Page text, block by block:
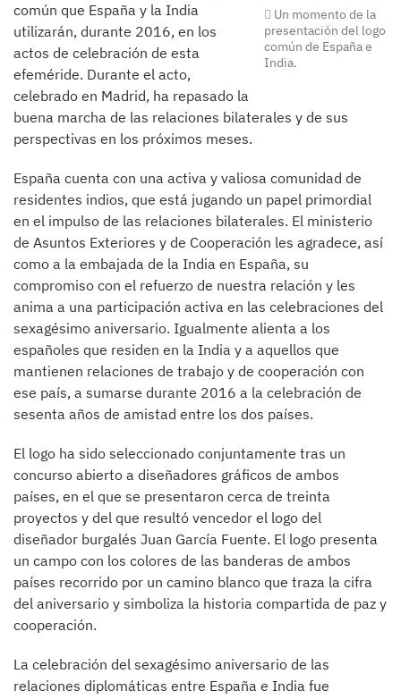
Un momento de la
presentación del logo
común de España e
India.
común que España y la India
utilizarán, durante 2016, en los
actos de celebración de esta
efeméride. Durante el acto,
celebrado en Madrid, ha repasado la
buena marcha de las relaciones bilaterales y de sus
perspectivas en los próximos meses.
España cuenta con una activa y valiosa comunidad de
residentes indios, que está jugando un papel primordial
en el impulso de las relaciones bilaterales. El ministerio
de Asuntos Exteriores y de Cooperación les agradece, así
como a la embajada de la India en España, su
compromiso con el refuerzo de nuestra relación y les
anima a una participación activa en las celebraciones del
sexagésimo aniversario. Igualmente alienta a los
españoles que residen en la India y a aquellos que
mantienen relaciones de trabajo y de cooperación con
ese país, a sumarse durante 2016 a la celebración de
sesenta años de amistad entre los dos países.
El logo ha sido seleccionado conjuntamente tras un
concurso abierto a diseñadores gráficos de ambos
países, en el que se presentaron cerca de treinta
proyectos y del que resultó vencedor el logo del
diseñador burgalés Juan García Fuente. El logo presenta
un campo con los colores de las banderas de ambos
países recorrido por un camino blanco que traza la cifra
del aniversario y simboliza la historia compartida de paz y
cooperación.
La celebración del sexagésimo aniversario de las
relaciones diplomáticas entre España e India fue